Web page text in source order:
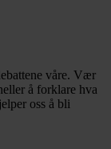
våre. Vær
å forklare hva
oss å bli